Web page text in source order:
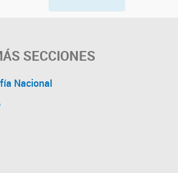
SECCIONES
Nacional